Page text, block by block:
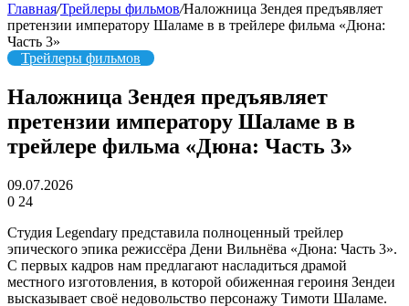
Главная/Трейлеры фильмов/Наложница Зендея предъявляет
претензии императору Шаламе в в трейлере фильма «Дюна:
Часть 3»
Трейлеры фильмов
Наложница Зендея предъявляет
претензии императору Шаламе в в
трейлере фильма «Дюна: Часть 3»
09.07.2026
0 24
Студия Legendary представила полноценный трейлер
эпического эпика режиссёра Дени Вильнёва «Дюна: Часть 3».
С первых кадров нам предлагают насладиться драмой
местного изготовления, в которой обиженная героиня Зендеи
высказывает своё недовольство персонажу Тимоти Шаламе.